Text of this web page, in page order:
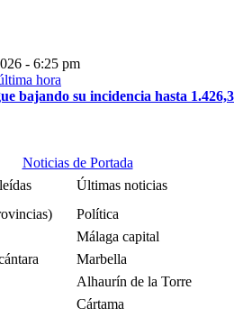
- 6:25 pm
bajando su incidencia hasta 1.426,3
Noticias de Portada
Últimas noticias
Política
Málaga capital
Marbella
Alhaurín de la Torre
Cártama